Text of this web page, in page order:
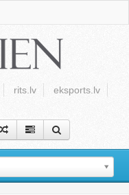
rits.lv
eksports.lv